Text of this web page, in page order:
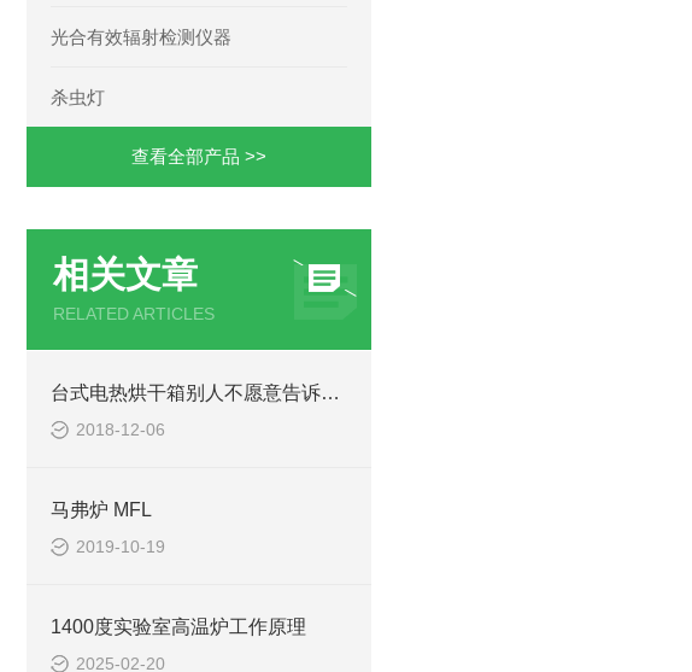
光合有效辐射检测仪器
杀虫灯
查看全部产品 >>
相关文章
RELATED ARTICLES
台式电热烘干箱别人不愿意告诉你的秘密
2018-12-06
马弗炉 MFL
2019-10-19
1400度实验室高温炉工作原理
2025-02-20